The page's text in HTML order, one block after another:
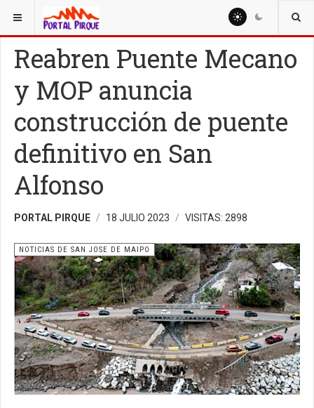
ESTÁ AQUÍ: NOTICIAS NOTICIAS DE SAN JOSE DE MAIPO
Reabren Puente Mecano
y MOP anuncia
construcción de puente
definitivo en San
Alfonso
PORTAL PIRQUE 18 JULIO 2023 VISITAS: 2898
NOTICIAS DE SAN JOSE DE MAIPO